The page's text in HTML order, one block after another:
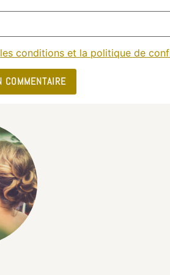
les conditions et la politique de